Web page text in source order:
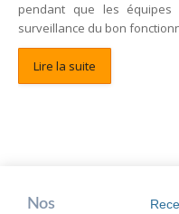
pendant que les équipes
surveillance du bon
Lire la suite
Nos